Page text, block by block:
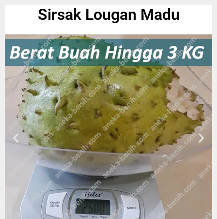
Sirsak Lougan Madu